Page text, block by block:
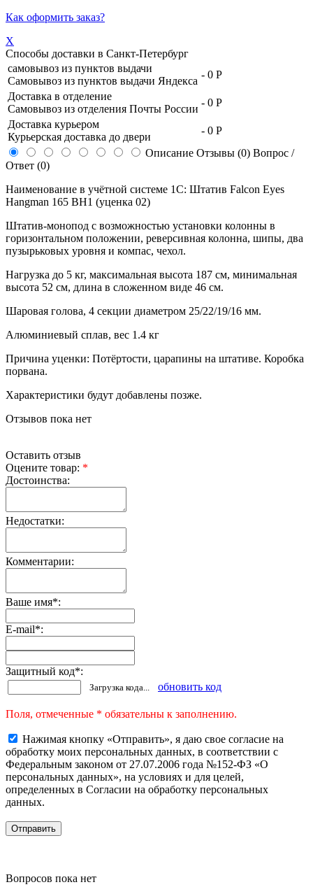
Как оформить заказ?
X
Способы доставки в Санкт-Петербург
самовывоз из пунктов выдачи
Самовывоз из пунктов выдачи Яндекса
- 0 Р
Доставка в отделение
Самовывоз из отделения Почты России
- 0 Р
Доставка курьером
Курьерская доставка до двери
- 0 Р
Описание Отзывы (0) Вопрос /
Ответ (0)
Наименование в учётной системе 1С: Штатив Falcon Eyes
Hangman 165 BH1 (уценка 02)
Штатив-монопод с возможностью установки колонны в
горизонтальном положении, реверсивная колонна, шипы, два
пузырьковых уровня и компас, чехол.
Нагрузка до 5 кг, максимальная высота 187 см, минимальная
высота 52 см, длина в сложенном виде 46 см.
Шаровая голова, 4 секции диаметром 25/22/19/16 мм.
Алюминиевый сплав, вес 1.4 кг
Причина уценки: Потёртости, царапины на штативе. Коробка
порвана.
Характеристики будут добавлены позже.
Отзывов пока нет
Оставить отзыв
Оцените товар: *
Достоинства:
Недостатки:
Комментарии:
Ваше имя*:
E-mail*:
Защитный код*:
Загрузка кода... обновить код
Поля, отмеченные * обязательны к заполнению.
Нажимая кнопку «Отправить», я даю свое согласие на
обработку моих персональных данных, в соответствии с
Федеральным законом от 27.07.2006 года №152-ФЗ «О
персональных данных», на условиях и для целей,
определенных в Согласии на обработку персональных
данных.
Вопросов пока нет